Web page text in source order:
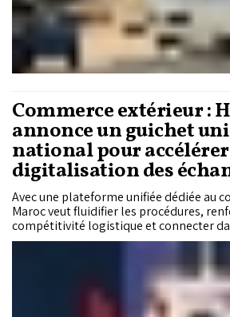
Commerce extérieur :
annonce un guichet
national pour
digitalisation des
Avec une plateforme unifiée dédiée au
Maroc veut fluidifier les procédures,
compétitivité logistique et connecter
territoires aux chaînes du commerce